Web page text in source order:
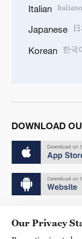
Italian Italiano
Japanese
Korean 한국
DOWNLOAD
京ICP备20000184号
Our Privacy